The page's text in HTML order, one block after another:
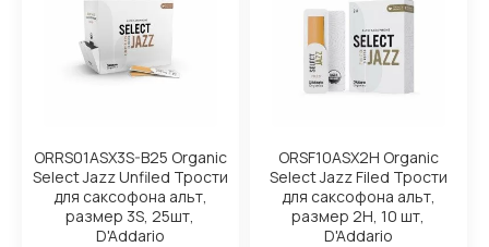
ORRS01ASX3S-B25 Organic
Select Jazz Unfiled Трости
для саксофона альт,
размер 3S, 25шт,
D'Addario
ORSF10ASX2H Organic
Select Jazz Filed Трости
для саксофона альт,
размер 2H, 10 шт,
D'Addario